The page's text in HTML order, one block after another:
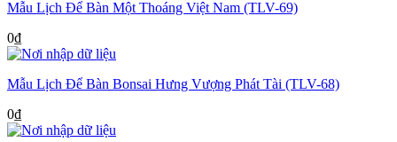
Mẫu Lịch Để Bàn Một Thoáng Việt Nam (TLV-69)
0₫
Mẫu Lịch Để Bàn Bonsai Hưng Vượng Phát Tài (TLV-68)
0₫